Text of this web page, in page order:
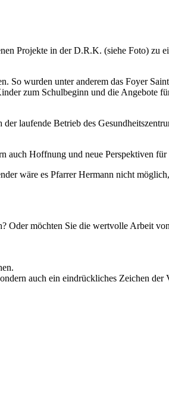
Projekte in der D.R.K. (siehe Foto) zu
wurden unter anderem das Foyer
zum Schulbeginn und die Angebote
laufende Betrieb des
auch Hoffnung und neue Perspektiven
wäre es Pfarrer Hermann nicht
Oder möchten Sie die wertvolle Arbeit
auch ein eindrückliches Zeichen